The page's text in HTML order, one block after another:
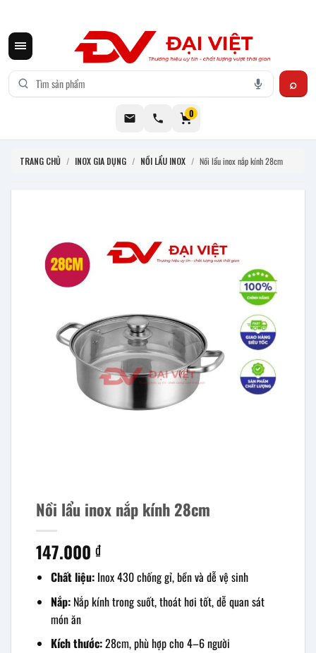
0
TRANG CHỦ / INOX GIA DỤNG / NỒI LẨU INOX / Nồi lẩu inox nắp kính 28cm
Nồi lẩu inox nắp kính 28cm
147.000 ₫
Chất liệu:Inox 430 chống gỉ, bền và dễ vệ sinh
Nắp:Nắp kính trong suốt, thoát hơi tốt, dễ quan sát
món ăn
Kích thước:28cm, phù hợp cho 4–6 người